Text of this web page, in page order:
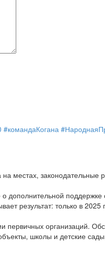
#командаКогана
местах, законодательные
результат: только в
первичных организаций.
школы и детские